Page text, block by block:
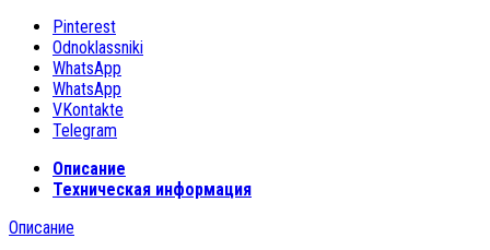
Pinterest
Odnoklassniki
WhatsApp
WhatsApp
VKontakte
Telegram
Описание
Техническая информация
Описание